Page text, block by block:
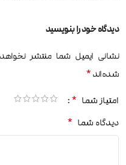
دیدگاه خود را بنویسید
نشانی ایمیل شما منتشر
شده‌اند*
امتیاز شما *
دیدگاه شما *